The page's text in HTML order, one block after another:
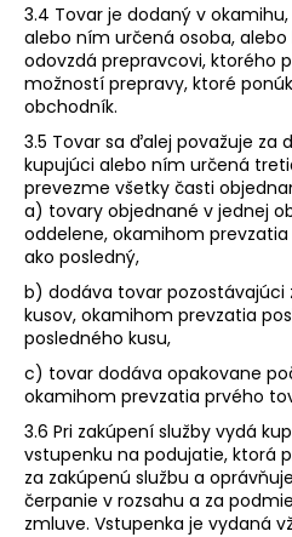
3.4 Tovar je dodaný v
alebo ním určená osoba,
odovzdá prepravcovi, ktorého
možností prepravy, ktoré
obchodník.
3.5 Tovar sa ďalej považuje za
kupujúci alebo ním určená
prevezme všetky časti
a) tovary objednané v jednej
oddelene, okamihom
ako posledný,
b) dodáva tovar pozostávajúci
kusov, okamihom prevzatia
posledného kusu,
c) tovar dodáva opakovane
okamihom prevzatia prvého
3.6 Pri zakúpení služby vydá
vstupenku na podujatie, ktorá
za zakúpenú službu a
čerpanie v rozsahu a za
zmluve. Vstupenka je vydaná